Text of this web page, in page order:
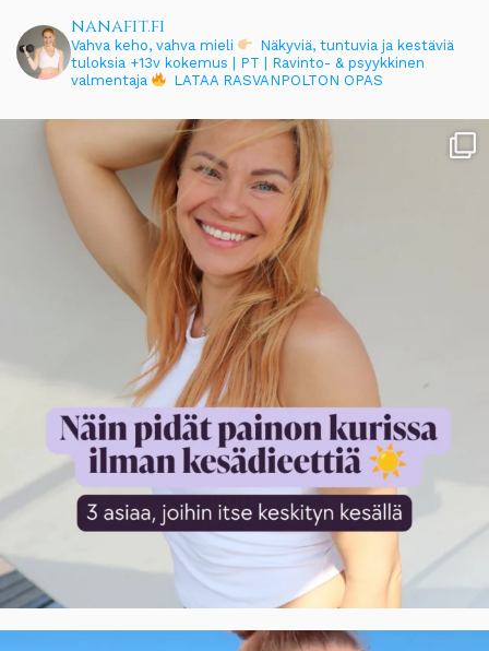
nanafit.fi
Vahva keho, vahva mieli
Näkyviä, tuntuvia ja kestäviä
tuloksia +13v kokemus | PT | Ravinto- & psyykkinen
valmentaja
LATAA RASVANPOLTON OPAS